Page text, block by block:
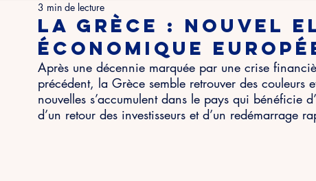
La Grèce : nouvel
économique
3 min de lecture
Après une décennie marquée par une crise
précédent, la Grèce semble retrouver des couleurs
nouvelles s’accumulent dans le pays qui bénéficie
d’un retour des investisseurs et d’un redémarrage